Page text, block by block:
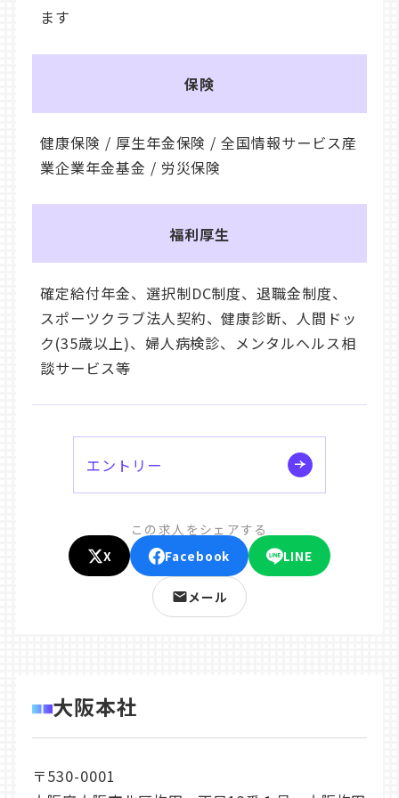
ます
保険
健康保険 / 厚生年金保険 / 全国情報サービス産
業企業年金基金 / 労災保険
福利厚生
確定給付年金、選択制DC制度、退職金制度、
スポーツクラブ法人契約、健康診断、人間ドッ
ク(35歳以上)、婦人病検診、メンタルヘルス相
談サービス等
エントリー
この求人をシェアする
X
Facebook LINE
メール
大阪本社
〒530-0001